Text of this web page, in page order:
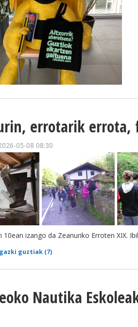
errotarik
05-08 08:30
10ean izango da Zeanuriko Erroten XIX.
guztiak (7)
Nautika